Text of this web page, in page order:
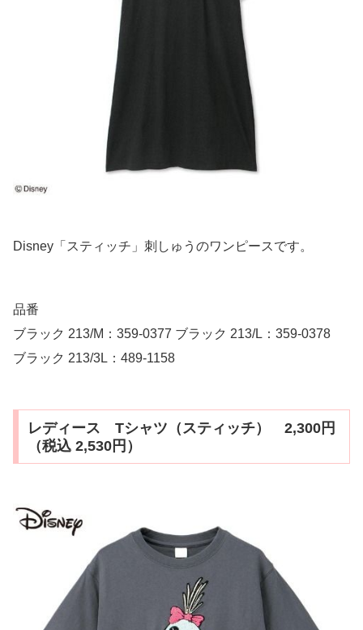
Disney「スティッチ」刺しゅうのワンピースです。
品番
ブラック 213/M：359-0377 ブラック 213/L：359-0378
ブラック 213/3L：489-1158
レディース Tシャツ（スティッチ） 2,300円
（税込 2,530円）